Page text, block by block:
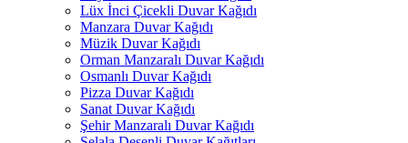
Lüx İnci Çicekli Duvar Kağıdı
Manzara Duvar Kağıdı
Müzik Duvar Kağıdı
Orman Manzaralı Duvar Kağıdı
Osmanlı Duvar Kağıdı
Pizza Duvar Kağıdı
Sanat Duvar Kağıdı
Şehir Manzaralı Duvar Kağıdı